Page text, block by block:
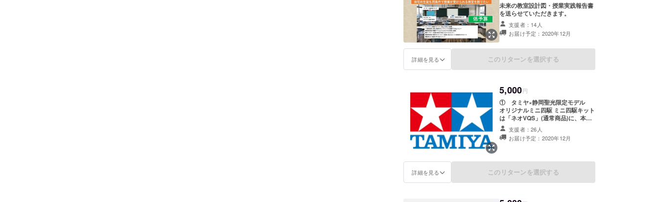
未来の教室設計図・授業実践報告書
を送らせていただきます。
支援者：14人
お届け予定：2020年12月
詳細を見る このリターンを選択する
5,000円
① タミヤ×静岡聖光限定モデル
オリジナルミニ四駆 ミニ四駆キット
は「ネオVQS」(通常商品)に、本校
生徒が基本デザインを手がけたオリ
ジナル・ボディステッカーをセット
しました。 ミニ四駆の画像はキット
践報告書 ＊ミニ四駆は受注生産のた
支援者：26人
お届け予定：2020年12月
詳細を見る このリターンを選択する